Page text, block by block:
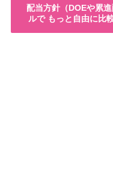
配当方針（DOEや累
ルで もっと自由に比